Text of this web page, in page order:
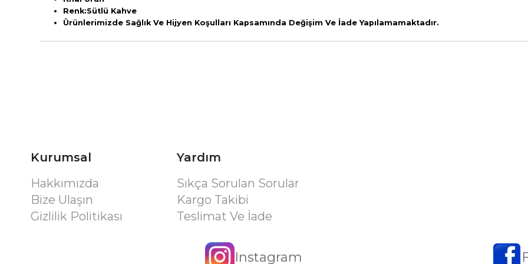
Renk:Sütlü Kahve
Ürünlerimizde Sağlık Ve Hijyen Koşulları Kapsamında Değişim Ve İade Yapılamamaktadır.
Kurumsal
Hakkımızda
Bize Ulaşın
Gizlilik Politikası
Yardım
Sıkça Sorulan Sorular
Kargo Takibi
Teslimat Ve İade
Instagram